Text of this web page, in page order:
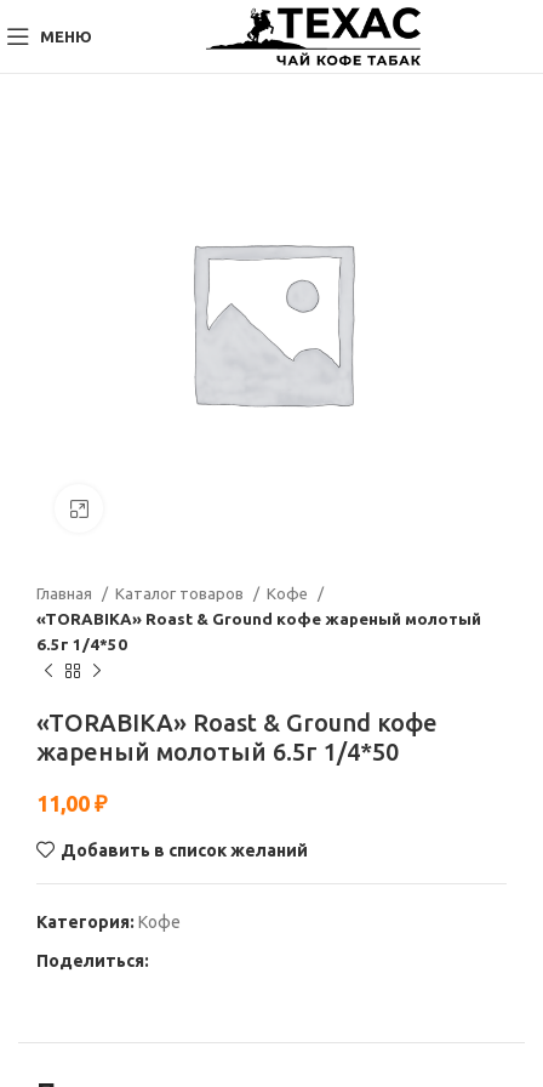
МЕНЮ
Главная Каталог товаров
Кофе
«TORABIKA» Roast & Ground кофе жареный молотый
6.5г 1/4*50
«TORABIKA» Roast & Ground кофе
жареный молотый 6.5г 1/4*50
11,00 ₽
Добавить в список желаний
Категория: Кофе
Поделиться: